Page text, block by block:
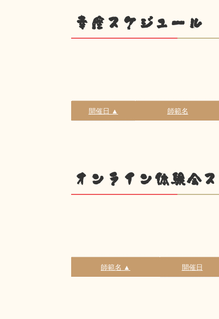
幸座スケジュール
開催日 ▲ 師範名
オンライン体験会
師範名 ▲ 開催日